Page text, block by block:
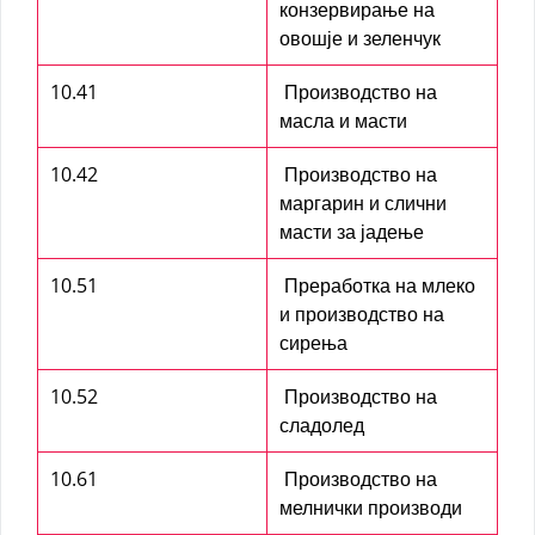
конзервирање на
овошје и зеленчук
10.41
Производство на
масла и масти
10.42
Производство на
маргарин и слични
масти за јадење
10.51
Преработка на млеко
и производство на
сирења
10.52
Производство на
сладолед
10.61
Производство на
мелнички производи